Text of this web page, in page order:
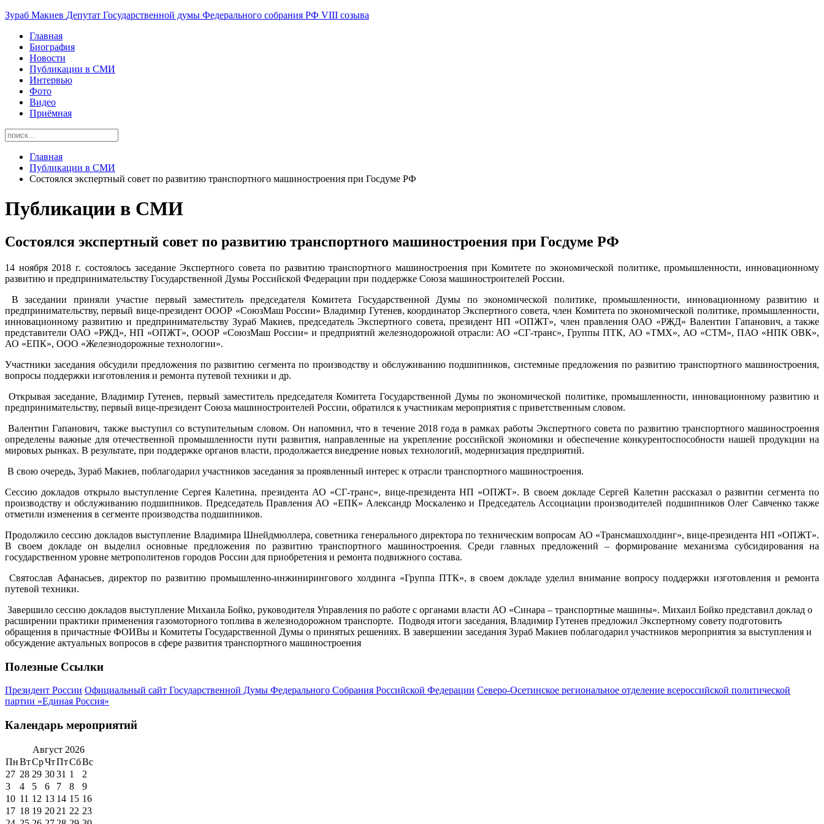
Зураб Макиев Депутат Государственной думы Федерального собрания РФ VIII созыва
Главная
Биография
Новости
Публикации в СМИ
Интервью
Фото
Видео
Приёмная
Главная
Публикации в СМИ
Состоялся экспертный совет по развитию транспортного машиностроения при Госдуме РФ
Публикации в СМИ
Состоялся экспертный совет по развитию транспортного машиностроения при Госдуме РФ
14 ноября 2018 г. состоялось заседание Экспертного совета по развитию транспортного машиностроения при Комитете по экономической политике, промышленности, инновационному
развитию и предпринимательству Государственной Думы Российской Федерации при поддержке Союза машиностроителей России.
В заседании приняли участие первый заместитель председателя Комитета Государственной Думы по экономической политике, промышленности, инновационному развитию и
предпринимательству, первый вице-президент ОООР «СоюзМаш России» Владимир Гутенев, координатор Экспертного совета, член Комитета по экономической политике, промышленности,
инновационному развитию и предпринимательству Зураб Макиев, председатель Экспертного совета, президент НП «ОПЖТ», член правления ОАО «РЖД» Валентин Гапанович, а также
представители ОАО «РЖД», НП «ОПЖТ», ОООР «СоюзМаш России» и предприятий железнодорожной отрасли: АО «СГ-транс», Группы ПТК, АО «ТМХ», АО «СТМ», ПАО «НПК ОВК»,
АО «ЕПК», ООО «Железнодорожные технологии».
Участники заседания обсудили предложения по развитию сегмента по производству и обслуживанию подшипников, системные предложения по развитию транспортного машиностроения,
вопросы поддержки изготовления и ремонта путевой техники и др.
Открывая заседание, Владимир Гутенев, первый заместитель председателя Комитета Государственной Думы по экономической политике, промышленности, инновационному развитию и
предпринимательству, первый вице-президент Союза машиностроителей России, обратился к участникам мероприятия с приветственным словом.
Валентин Гапанович, также выступил со вступительным словом. Он напомнил, что в течение 2018 года в рамках работы Экспертного совета по развитию транспортного машиностроения
определены важные для отечественной промышленности пути развития, направленные на укрепление российской экономики и обеспечение конкурентоспособности нашей продукции на
мировых рынках. В результате, при поддержке органов власти, продолжается внедрение новых технологий, модернизация предприятий.
В свою очередь, Зураб Макиев, поблагодарил участников заседания за проявленный интерес к отрасли транспортного машиностроения.
Сессию докладов открыло выступление Сергея Калетина, президента АО «СГ-транс», вице-президента НП «ОПЖТ». В своем докладе Сергей Калетин рассказал о развитии сегмента по
производству и обслуживанию подшипников. Председатель Правления АО «ЕПК» Александр Москаленко и Председатель Ассоциации производителей подшипников Олег Савченко также
отметили изменения в сегменте производства подшипников.
Продолжило сессию докладов выступление Владимира Шнейдмюллера, советника генерального директора по техническим вопросам АО «Трансмашхолдинг», вице-президента НП «ОПЖТ».
В своем докладе он выделил основные предложения по развитию транспортного машиностроения. Среди главных предложений – формирование механизма субсидирования на
государственном уровне метрополитенов городов России для приобретения и ремонта подвижного состава.
Святослав Афанасьев, директор по развитию промышленно-инжинирингового холдинга «Группа ПТК», в своем докладе уделил внимание вопросу поддержки изготовления и ремонта
путевой техники.
Завершило сессию докладов выступление Михаила Бойко, руководителя Управления по работе с органами власти АО «Синара – транспортные машины». Михаил Бойко представил доклад о
расширении практики применения газомоторного топлива в железнодорожном транспорте. Подводя итоги заседания, Владимир Гутенев предложил Экспертному совету подготовить
обращения в причастные ФОИВы и Комитеты Государственной Думы о принятых решениях. В завершении заседания Зураб Макиев поблагодарил участников мероприятия за выступления и
обсуждение актуальных вопросов в сфере развития транспортного машиностроения
Полезные Ссылки
Президент России Официальный сайт Государственной Думы Федерального Собрания Российской Федерации Северо-Осетинское региональное отделение всероссийской политической
партии «Единая Россия»
Календарь мероприятий
Август 2026
ПнВтСрЧтПтСбВс
27 28 29 3031 1
2
3
4 5 6 7 8
9
10 11 12 13 14 15 16
17 18 19 20 21 22 23